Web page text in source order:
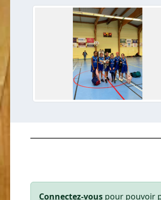
Connectez-vous pour pouvoir